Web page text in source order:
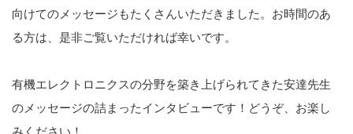
向けてのメッセージもたくさんいただきました。お時間のあ
る方は、是非ご覧いただければ幸いです。
有機エレクトロニクスの分野を築き上げられてきた安達先生
のメッセージの詰まったインタビューです！どうぞ、お楽し
みください！